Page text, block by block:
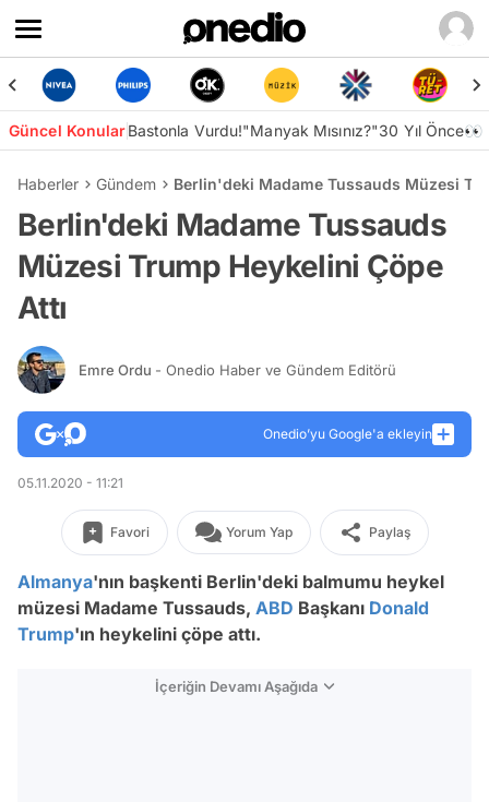
Güncel KonularBastonla Vurdu!"Manyak Mısınız?"30 Yıl Önce👀
Haberler Gündem Berlin'deki Madame Tussauds Müzesi
Berlin'deki Madame Tussauds
Müzesi Trump Heykelini Çöpe
Attı
Emre Ordu - Onedio Haber ve Gündem Editörü
Onedio’yu Google'a ekleyin
05.11.2020 - 11:21
Favori Yorum Yap Paylaş
Almanya'nın başkenti Berlin'deki balmumu heykel
müzesi Madame Tussauds, ABD Başkanı Donald
Trump'ın heykelini çöpe attı.
İçeriğin Devamı Aşağıda